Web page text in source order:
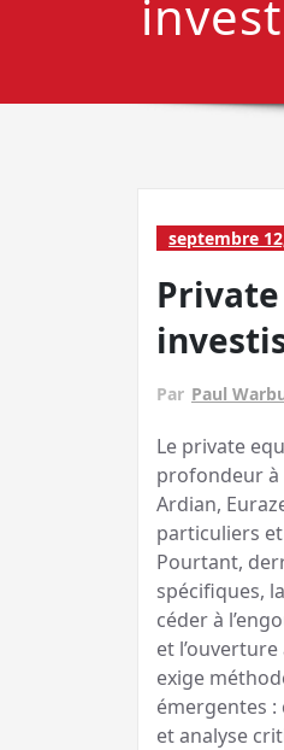
septembre
Par Paul
Le private
profondeur à
Ardian,
particuliers
Pourtant,
spécifiques,
céder à
et
exige
émergentes :
et analyse